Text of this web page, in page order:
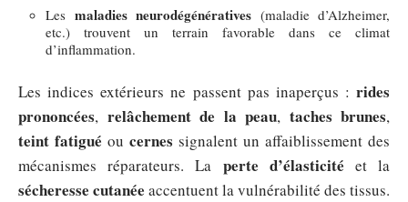
Les maladies neurodégénératives (maladie d’Alzheimer,
etc.) trouvent un terrain favorable dans ce climat
d’inflammation.
Les indices extérieurs ne passent pas inaperçus : rides
prononcées, relâchement de la peau, taches brunes,
teint fatigué ou cernes signalent un affaiblissement des
mécanismes réparateurs. La perte d’élasticité et la
sécheresse cutanée accentuent la vulnérabilité des tissus.